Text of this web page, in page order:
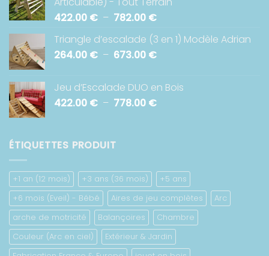
426.00 €
à
918.00 €
422.00 € – 782.00 €Plage
prix :
422.00 €
782.00 €
Triangle d’escalade (3 en 1) Modèle Adrian
264.00 € – 673.00 €Plage
264.00 €
à
Jeu d’Escalade DUO en Bois
422.00 € – 778.00 €Plage
ÉTIQUETTES PRODUIT
+1 an (12 mois) +3 ans (36 mois)
+5 ans
+6 mois (Eveil) - Bébé
Aires de jeu complètes
Arc
arche de motricité
Balançoires
Chambre
Couleur (Arc en ciel)
Extérieur & Jardin